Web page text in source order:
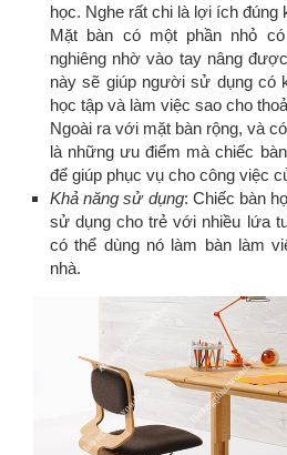
học. Nghe rất chi là lợi ích đúng
Mặt bàn có một phần nhỏ
nghiêng nhờ vào tay nâng
này sẽ giúp người sử dụng có
học tập và làm việc sao cho
Ngoài ra với mặt bàn rộng, và
là những ưu điểm mà chiếc
để giúp phục vụ cho công việc
Khả năng sử dụng: Chiếc bàn
sử dụng cho trẻ với nhiều lứa
có thể dùng nó làm bàn làm
nhà.